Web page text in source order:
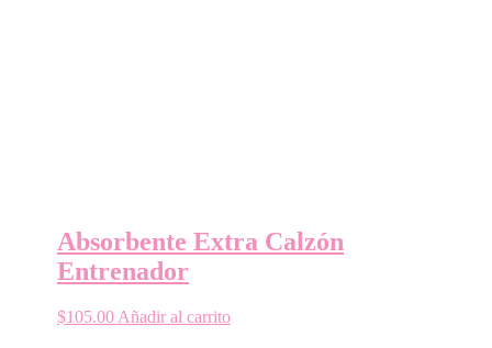
Absorbente Extra Calzón
Entrenador
$105.00Añadir al carrito